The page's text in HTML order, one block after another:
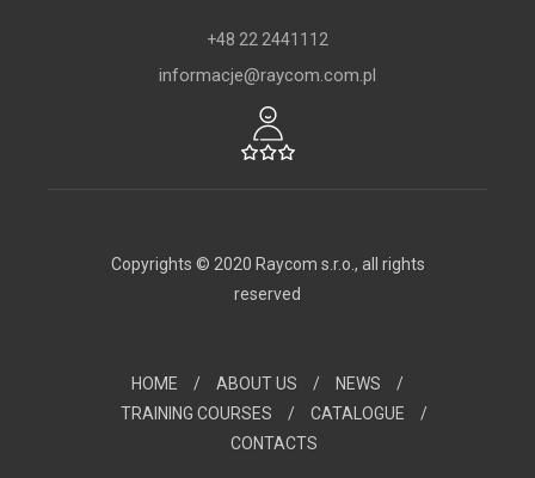
+48 22 2441112
informacje@raycom.com.pl
Copyrights © 2020 Raycom s.r.o., all rights
reserved
HOME / ABOUT US / NEWS
/
TRAINING COURSES
/ CATALOGUE
/
CONTACTS